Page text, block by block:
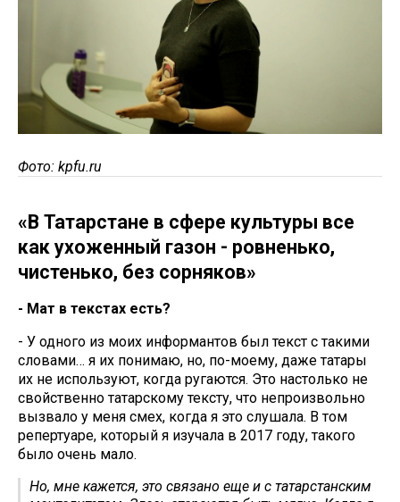
Фото: kpfu.ru
«В Татарстане в сфере культуры все
как ухоженный газон - ровненько,
чистенько, без сорняков»
- Мат в текстах есть?
- У одного из моих информантов был текст с такими
словами… я их понимаю, но, по-моему, даже татары
их не используют, когда ругаются. Это настолько не
свойственно татарскому тексту, что непроизвольно
вызвало у меня смех, когда я это слушала. В том
репертуаре, который я изучала в 2017 году, такого
было очень мало.
Но, мне кажется, это связано еще и с татарстанским